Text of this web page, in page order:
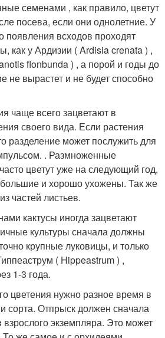
семенами , как правило, цветут
посева, если они однолетние. У
появления всходов проходят
как у Ардизии ( Ardisia crenata ) ,
flonbunda ) , а порой и годы до
не вырастет и не будет способно
чаще всего зацветают в
своего вида. Если растения
разделение может послужить для
. Размноженные
цветут уже на следующий год,
и хорошо ухожены. Так же
частей листьев.
кактусы иногда зацветают
культуры сначала должны
крупные луковицы, и только
( Hippeastrum ) ,
1-3 года.
цветения нужно разное время в
сорта. Отпрыск должен сначала
экземпляра. Это может